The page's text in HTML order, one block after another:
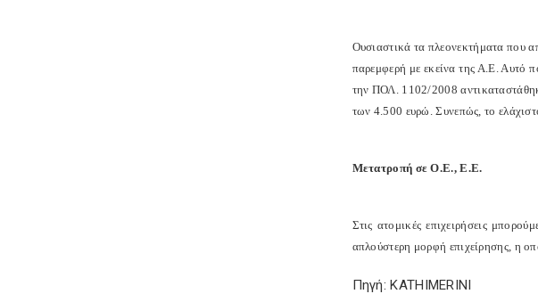
Ουσιαστικά τα πλεονεκτήματα που
παρεμφερή με εκείνα της Α.Ε. Αυτό
την ΠΟΛ. 1102/2008
των 4.500 ευρώ. Συνεπώς, το
Μετατροπή σε Ο.Ε., Ε.Ε.
Στις ατομικές επιχειρήσεις
απλούστερη μορφή επιχείρησης, η
Πηγή: KATHIMERINI